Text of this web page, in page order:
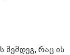
შემდეგ, რაც ის